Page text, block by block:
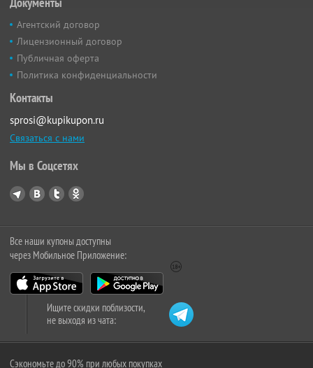
Агентский договор
Лицензионный договор
Публичная оферта
Политика конфиденциальности
Контакты
sprosi@kupikupon.ru
Связаться с нами
Мы в Соцсетях
Все наши купоны доступны
через Мобильное Приложение:
Ищите скидки поблизости,
не выходя из чата:
Сэкономьте до 90% при любых покупках